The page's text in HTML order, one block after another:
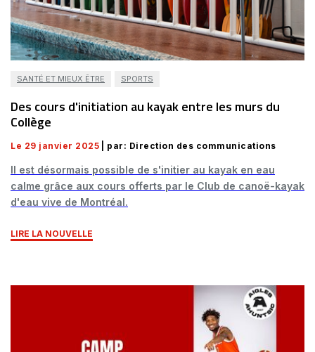
SANTÉ ET MIEUX ÊTRE SPORTS
Des cours d'initiation au kayak entre les murs du
Collège
Le 29 janvier 2025 | par: Direction des communications
Il est désormais possible de s'initier au kayak en eau
calme grâce aux cours offerts par le Club de canoë-kayak
d'eau vive de Montréal.
LIRE LA NOUVELLE